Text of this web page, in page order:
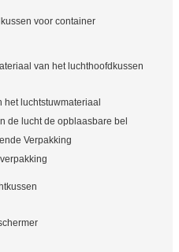
voor container
van het luchthoofdkussen
het luchtstuwmateriaal
de lucht de opblaasbare bel
Verpakking